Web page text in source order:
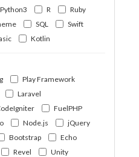
Python3 R
Ruby
SQL
Swift
Kotlin
Play Framework
Laravel
FuelPHP
Node.js
jQuery
Bootstrap
Echo
Revel
Unity